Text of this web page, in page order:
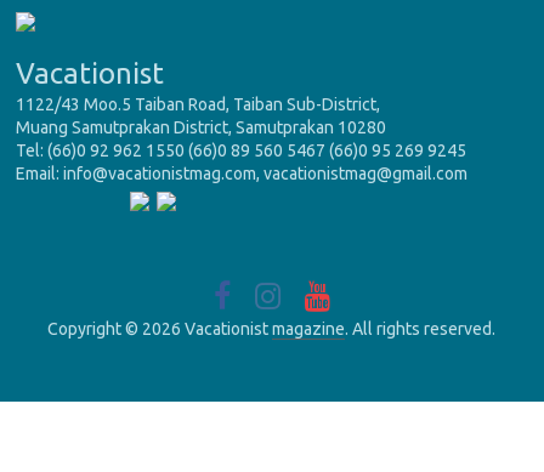
Vacationist
1122/43 Moo.5 Taiban Road, Taiban Sub-District,
Muang Samutprakan District, Samutprakan 10280
Tel: (66)0 92 962 1550 (66)0 89 560 5467 (66)0 95 269 9245
Email: info@vacationistmag.com, vacationistmag@gmail.com
Copyright © 2026 Vacationistmagazine. All rights reserved.